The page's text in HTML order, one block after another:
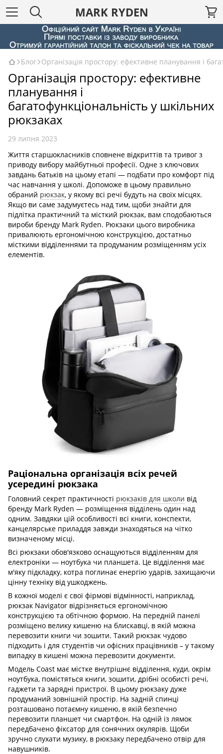
MARK RYDEN
Блог Організація простору: ефективне планування і
Організація простору: ефективне
планування і
багатофункціональність у шкільних
рюкзаках
29 липня 2023
Життя старшокласників сповнене відкриттів та тривог з
приводу вибору майбутньої професії. Одне з ключових
завдань батьків на цьому етапі — подбати про комфорт під
час навчання у школі. Допоможе в цьому правильно
обраний рюкзак, у якому всі речі будуть на своїх місцях.
Якщо ви саме задумуєтесь над тим, щоби знайти для
підлітка практичний та місткий рюкзак, вам сподобаються
вироби бренду Mark Ryden. Рюкзаки цього виробника
привалюють ергономічною конструкцією, достатньо
місткими відділеннями та продуманим розміщенням усіх
елементів.
Раціональна організація всіх речей
усередині рюкзака
Головний секрет практичності рюкзаків для школи від
бренду Mark Ryden — розміщення відділень один над
одним. Завдяки цій особливості всі книги, конспекти,
канцелярське приладдя завжди знаходяться на чітко
визначеному місці.
Всі рюкзаки обов'язково оснащуються відділенням для
електроніки — ноутбука чи планшета. Це відділення має
м'яку підкладку, котра поглинає енергію ударів, захищаючи
цінну техніку від ушкоджень.
В кожної моделі є свої фірмові відмінності, наприклад,
рюкзак Navigator відрізняється ергономічною
конструкцією та обтічною формою. На передній панелі
розміщено велику кишеню на блискавці, в якій можна
перевозити книги чи зошити. Такий рюкзак чудово
підходить і для студентів чи офісних працівників – у такому
випадку в кишені можна перевозити документи.
Модель Coast має містке внутрішнє відділення, куди, окрім
ноутбука, помістяться книги, зошити, дрібні особисті речі,
гаджети та зарядні пристрої. В цьому рюкзаку дуже
продуманий зовнішній простір. На задній спинці
розташовано потаємну кишеню, в якій безпечно
перевозити планшет чи смартфон. На одній із лямок
передбачено фіксатор для сонячних окулярів. Щоби
зручно слухати музику, в рюкзаку передбачено отвір для
навушників.